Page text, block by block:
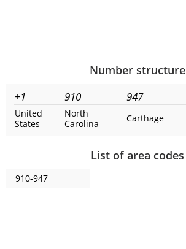
Number structure
+1 910 947
United
States
North
Carolina
Carthage
List of area codes
910-947